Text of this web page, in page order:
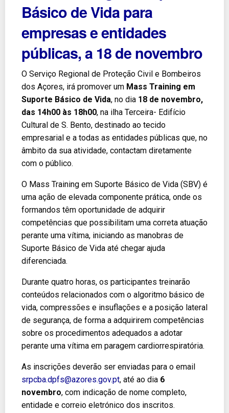
Básico de Vida para
empresas e entidades
públicas, a 18 de novembro
O Serviço Regional de Proteção Civil e Bombeiros
dos Açores, irá promover um Mass Training em
Suporte Básico de Vida, no dia 18 de novembro,
das 14h00 às 18h00, na ilha Terceira- Edifício
Cultural de S. Bento, destinado ao tecido
empresarial e a todas as entidades públicas que, no
âmbito da sua atividade, contactam diretamente
com o público.
O Mass Training em Suporte Básico de Vida (SBV) é
uma ação de elevada componente prática, onde os
formandos têm oportunidade de adquirir
competências que possibilitam uma correta atuação
perante uma vítima, iniciando as manobras de
Suporte Básico de Vida até chegar ajuda
diferenciada.
Durante quatro horas, os participantes treinarão
conteúdos relacionados com o algoritmo básico de
vida, compressões e insuflações e a posição lateral
de segurança, de forma a adquirirem competências
sobre os procedimentos adequados a adotar
perante uma vítima em paragem cardiorrespiratória.
As inscrições deverão ser enviadas para o email
srpcba.dpfs@azores.gov.pt, até ao dia 6
novembro, com indicação de nome completo,
entidade e correio eletrónico dos inscritos.